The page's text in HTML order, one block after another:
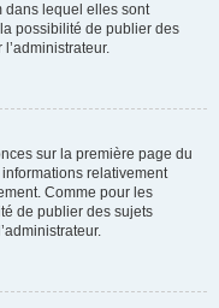
dans lequel elles sont
possibilité de publier des
sur la première page du
relativement
Comme pour les
de publier des sujets